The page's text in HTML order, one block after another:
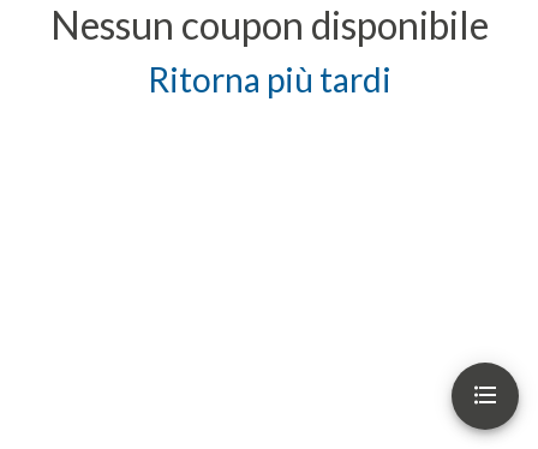
Nessun coupon disponibile
Ritorna più tardi